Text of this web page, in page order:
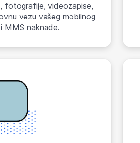
fotografije, videozapise,
vezu vašeg mobilnog
MMS naknade.